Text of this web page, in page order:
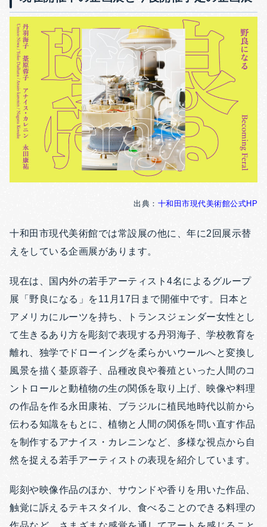
出典： 十和田市現代美術館公式HP
十和田市現代美術館では常設展の他に、年に2回展示替
えをしている企画展があります。
現在は、国内外の若手アーティスト4名によるグループ
展「野良になる」を11月17日まで開催中です。日本と
アメリカにルーツを持ち、トランスジェンダー女性とし
て生きるあり方を彫刻で表現する丹羽海子、学校教育を
離れ、独学でドローイングを柔らかいウールへと変換し
風景を描く䑓原蓉子、品種改良や養殖といった人間のコ
ントロールと動植物の生の関係を取り上げ、映像や料理
の作品を作る永田康祐、ブラジルに植民地時代以前から
伝わる知識をもとに、植物と人間の関係を問い直す作品
を制作するアナイス・カレニンなど、多様な視点から自
然を捉える若手アーティストの表現を紹介しています。
彫刻や映像作品のほか、サウンドや香りを用いた作品、
触覚に訴えるテキスタイル、食べることのできる料理の